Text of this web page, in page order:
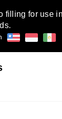
filling for use